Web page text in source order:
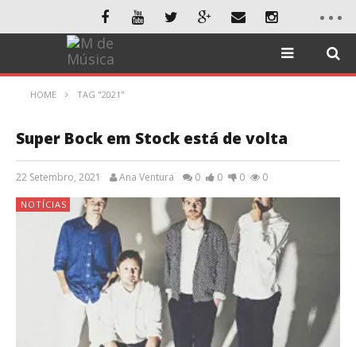
HOME TAG "2021"
Super Bock em Stock está de volta
22 Setembro, 2021 Ana Ventura 0 0 0 0
NOTÍCIAS